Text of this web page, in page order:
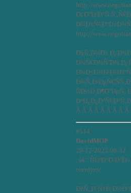
http://
Ð¢Ð°ÐºÐ°Ñ
http://
Ð§Ñ‚Ð¾Ð±
Ð¾Ñ€Ð¾ÑˆÐ¾
Ð¾Ð±Ð¾Ð¹Ð¼Ð°Ñ…
ÑÐ½Ð¸Ð¶Ð°ÐµÑ‚
Â Â Â Â Â Â Â Â Â
#514
DavidMOP
29-12-2023 06:42
, â€”
tverdym/